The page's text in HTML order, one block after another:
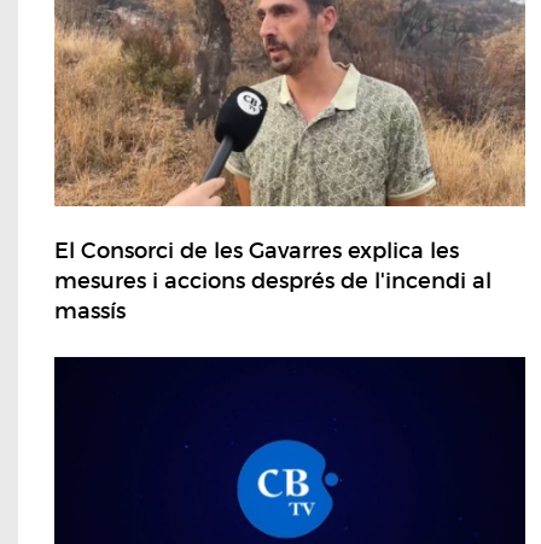
El Consorci de les Gavarres explica les
mesures i accions després de l'incendi al
massís